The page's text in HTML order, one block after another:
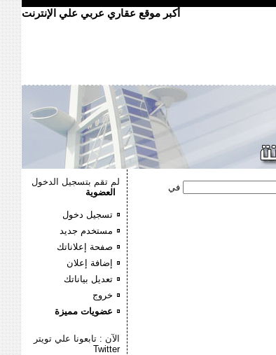
أكبر موقع عقاري عربي علي الإنترنت
لم تقم بتسجيل الدخول
العضوية
تسجيل دخول
مستخدم جديد
صفحة إعلاناتك
إضافة إعلان
تعديل بياناتك
خروج
عضويات مميزة
الآن : تابعونا علي تويتر
Twitter
في